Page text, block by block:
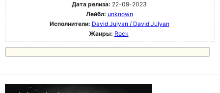
Дата релиза: 22-09-2023
Лейбл: unknown
Исполнители: David Julyan / David Julyan
Жанры: Rock